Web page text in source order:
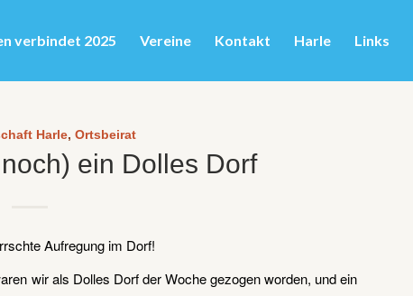
verbindet 2025 Vereine Kontakt Harle Links
Harle,Ortsbeirat
ein Dolles Dorf
Aufregung im Dorf!
wir als Dolles Dorf der Woche gezogen worden, und ein